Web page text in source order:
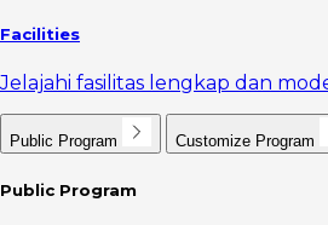
Facilities
Jelajahi fasilitas lengkap dan
Public Program Customize Program
Public Program